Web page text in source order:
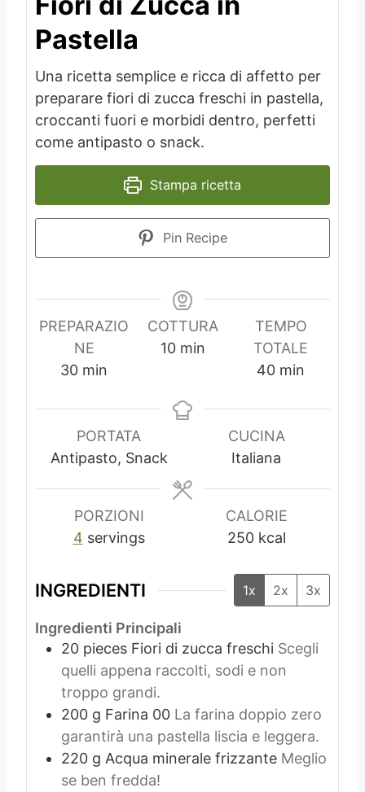
Pastella
Una ricetta semplice e ricca di affetto per
preparare fiori di zucca freschi in pastella,
croccanti fuori e morbidi dentro, perfetti
come antipasto o snack.
Stampa ricetta
Pin Recipe
PREPARAZIO
NE
30m
n
u
t
min
COTTURA
10m
u
min
TEMPO
TOTALE
40m
n
u
t
min
PORTATA
Antipasto, Snack
CUCINA
Italiana
PORZIONI
4 servings
CALORIE
250 kcal
INGREDIENTI 1x 2x 3x
Ingredienti Principali
20 pieces Fiori di zucca freschi Scegli
quelli appena raccolti, sodi e non
troppo grandi.
200 g Farina 00 La farina doppio zero
garantirà una pastella liscia e leggera.
220 g Acqua minerale frizzante Meglio
se ben fredda!